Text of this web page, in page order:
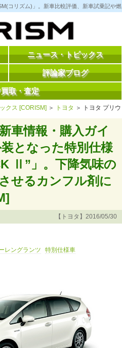
コリズム)」。新車比較評価、新車試乗記や
ニュース・トピックス
評論家ブログ
取・査定
クス [CORISM] ＞ トヨタ ＞ トヨタ プリウ
車情報・購入ガイ
となった特別仕様
Ⅱ”」。下降気味の
せるカンフル剤に
【トヨタ】2016/05/30
レングランツ 特別仕様車